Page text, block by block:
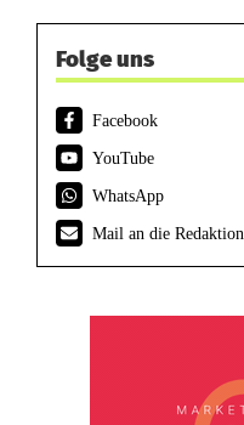
Folge uns
Facebook
YouTube
WhatsApp
Mail an die Redaktion